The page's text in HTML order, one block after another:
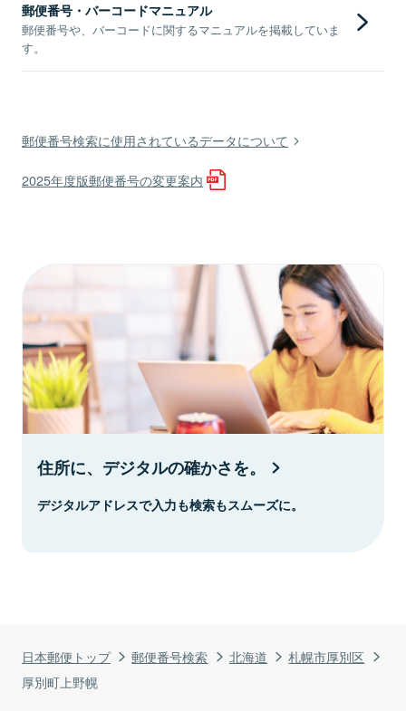
日本郵便トップ 郵便番号検索 北海道
札幌市厚別区
厚別町上野幌
郵便番号・バーコードマニュアル
郵便番号や、バーコードに関するマニュアルを掲載していま
す。
郵便番号検索に使用されているデータについて
2025年度版郵便番号の変更案内
住所に、デジタルの確かさを。
デジタルアドレスで入力も検索もスムーズに。